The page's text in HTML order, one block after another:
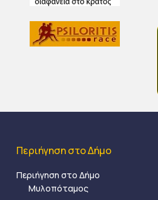
Περιήγηση στο Δήμο
Περιήγηση στο Δήμο
Μυλοπόταμος